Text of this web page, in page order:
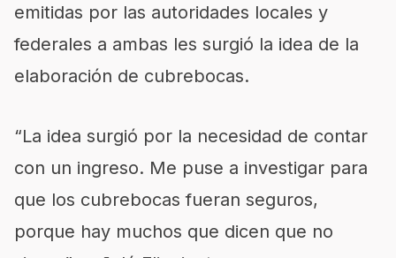
emitidas por las autoridades locales y
federales a ambas les surgió la idea de la
elaboración de cubrebocas.
“La idea surgió por la necesidad de contar
con un ingreso. Me puse a investigar para
que los cubrebocas fueran seguros,
porque hay muchos que dicen que no